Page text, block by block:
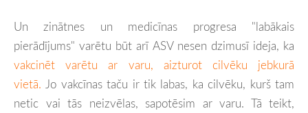
Un zinātnes un medicīnas progresa "labākais
pierādījums" varētu būt arī ASV nesen dzimusī ideja, ka
vakcinēt varētu ar varu, aizturot cilvēku jebkurā
vietā. Jo vakcīnas taču ir tik labas, ka cilvēku, kurš tam
netic vai tās neizvēlas, sapotēsim ar varu. Tā teikt,